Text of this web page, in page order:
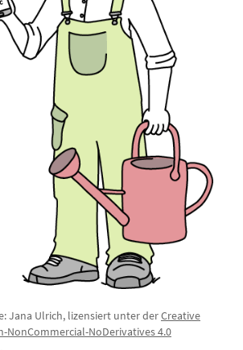
Jana Ulrich, lizensiert unter derCreative
NoDerivatives 4.0